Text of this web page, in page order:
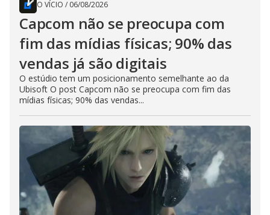
O VÍCIO / 06/08/2026
Capcom não se preocupa com
fim das mídias físicas; 90% das
vendas já são digitais
O estúdio tem um posicionamento semelhante ao da
Ubisoft O post Capcom não se preocupa com fim das
mídias físicas; 90% das vendas...